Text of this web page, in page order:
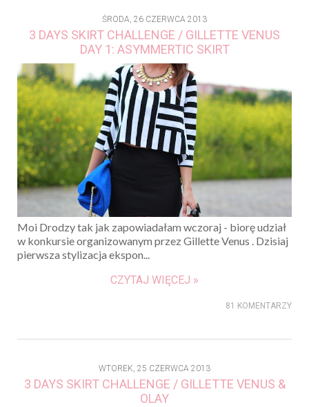
ŚRODA, 26 CZERWCA 2013
3 DAYS SKIRT CHALLENGE / GILLETTE VENUS
DAY 1: ASYMMERTIC SKIRT
Moi Drodzy tak jak zapowiadałam wczoraj - biorę udział
w konkursie organizowanym przez Gillette Venus . Dzisiaj
pierwsza stylizacja ekspon...
CZYTAJ WIĘCEJ »
81 KOMENTARZY
WTOREK, 25 CZERWCA 2013
3 DAYS SKIRT CHALLENGE / GILLETTE VENUS &
OLAY